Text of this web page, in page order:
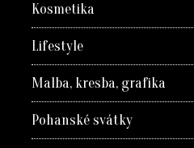
Kosmetika
Lifestyle
Malba, kresba, grafika
Pohanské svátky